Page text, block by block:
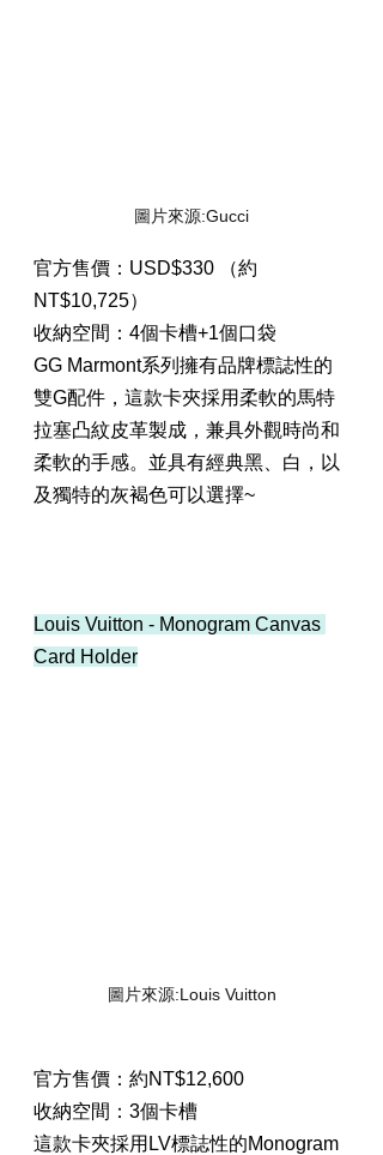
圖片來源:Gucci
官方售價：USD$330 （約
NT$10,725）
收納空間：4個卡槽+1個口袋
GG Marmont系列擁有品牌標誌性的
雙G配件，這款卡夾採用柔軟的馬特
拉塞凸紋皮革製成，兼具外觀時尚和
柔軟的手感。並具有經典黑、白，以
及獨特的灰褐色可以選擇~
Louis Vuitton - Monogram Canvas
Card Holder
圖片來源:Louis Vuitton
官方售價：約NT$12,600
收納空間：3個卡槽
這款卡夾採用LV標誌性的Monogram